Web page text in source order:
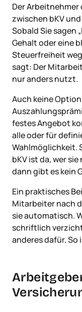
Der
zwischen bKV
Sobald Sie sagen
Gehalt oder eine
Steuerfreiheit
sagt: Der
nur anders nutzt.
Auch keine
festes Angebot
alle oder für
Wahlmöglichkeit.
bKV ist da, wer
dann gibt es kein
Ein praktisches
Mitarbeiter nach
sie automatisch.
schriftlich
anderes dafür. So